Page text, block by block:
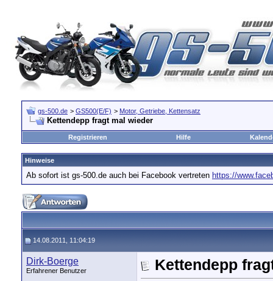
gs-500.de > GS500(E/F) > Motor, Getriebe, Kettensatz
Kettendepp fragt mal wieder
Registrieren Hilfe
Hinweise
Ab sofort ist gs-500.de auch bei Facebook vertreten https://
14.08.2011, 11:04:19
Dirk-Boerge
Erfahrener Benutzer
Kettendepp